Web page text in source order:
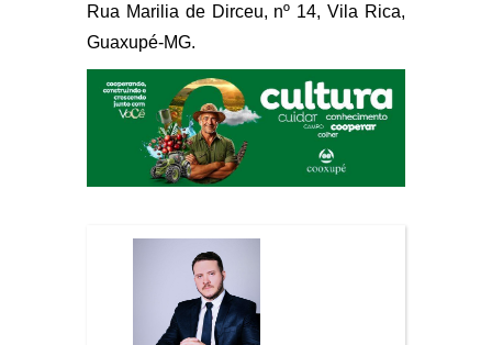
Rua Marilia de Dirceu, nº 14, Vila Rica,
Guaxupé-MG.